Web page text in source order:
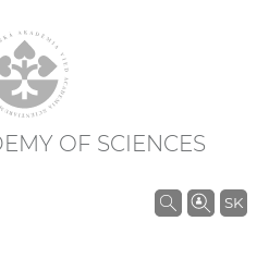
OF SCIENCES
SK
S